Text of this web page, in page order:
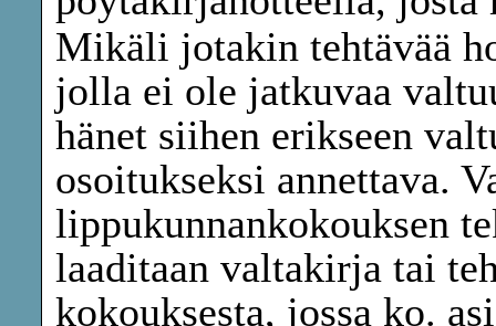
Mikäli jotakin tehtävää
jolla ei ole jatkuvaa
hänet siihen erikseen
osoitukseksi annettava.
lippukunnankokouksen
laaditaan valtakirja tai
kokouksesta, jossa ko.